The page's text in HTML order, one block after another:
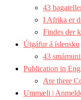
43
I Afrika er
Findes der
Útgáfur á íslensku
43
Publication in
Are there
Ummæli |